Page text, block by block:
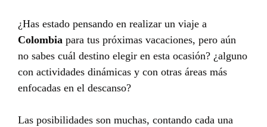
¿Has estado pensando en realizar un viaje a
Colombia para tus próximas vacaciones, pero aún
no sabes cuál destino elegir en esta ocasión? ¿alguno
con actividades dinámicas y con otras áreas más
enfocadas en el descanso?
Las posibilidades son muchas, contando cada una